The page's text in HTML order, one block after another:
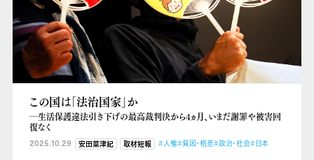
この国は「法治国家」か
―生活保護違法引き下げの最高裁判決から4ヵ月、いまだ謝罪や被害回
復なく
2025.10.29 安田菜津紀 取材短報 #人権#貧困・格差#政治・社会#日本